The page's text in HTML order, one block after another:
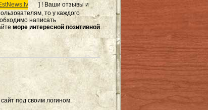
] ! Ваши отзывы и
то у каждого
написать
море интересной позитивной
под своим логином.